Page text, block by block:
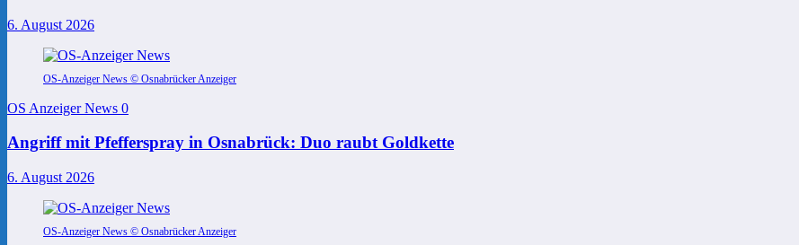
6. August 2026
OS-Anzeiger News © Osnabrücker Anzeiger
OS Anzeiger News 0
Angriff mit Pfefferspray in Osnabrück: Duo raubt Goldkette
6. August 2026
OS-Anzeiger News © Osnabrücker Anzeiger